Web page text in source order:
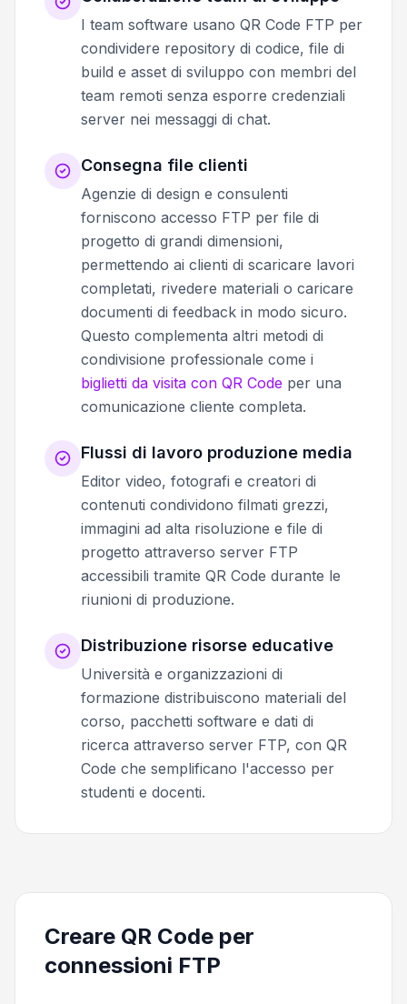
I team software usano QR Code FTP per
condividere repository di codice, file di
build e asset di sviluppo con membri del
team remoti senza esporre credenziali
server nei messaggi di chat.
Consegna file clienti
Agenzie di design e consulenti
forniscono accesso FTP per file di
progetto di grandi dimensioni,
permettendo ai clienti di scaricare lavori
completati, rivedere materiali o caricare
documenti di feedback in modo sicuro.
Questo complementa altri metodi di
condivisione professionale come i
biglietti da visita con QR Code per una
comunicazione cliente completa.
Flussi di lavoro produzione media
Editor video, fotografi e creatori di
contenuti condividono filmati grezzi,
immagini ad alta risoluzione e file di
progetto attraverso server FTP
accessibili tramite QR Code durante le
riunioni di produzione.
Distribuzione risorse educative
Università e organizzazioni di
formazione distribuiscono materiali del
corso, pacchetti software e dati di
ricerca attraverso server FTP, con QR
Code che semplificano l'accesso per
studenti e docenti.
Creare QR Code per
connessioni FTP